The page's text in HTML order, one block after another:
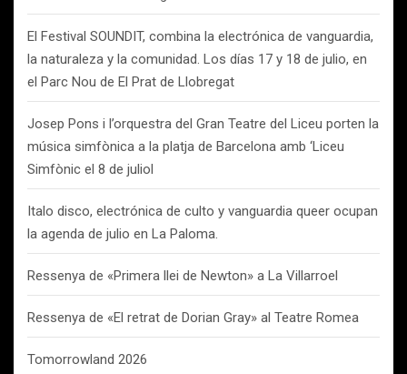
El Festival SOUNDIT, combina la electrónica de vanguardia,
la naturaleza y la comunidad. Los días 17 y 18 de julio, en
el Parc Nou de El Prat de Llobregat
Josep Pons i l’orquestra del Gran Teatre del Liceu porten la
música simfònica a la platja de Barcelona amb ‘Liceu
Simfònic el 8 de juliol
Italo disco, electrónica de culto y vanguardia queer ocupan
la agenda de julio en La Paloma.
Ressenya de «Primera llei de Newton» a La Villarroel
Ressenya de «El retrat de Dorian Gray» al Teatre Romea
Tomorrowland 2026